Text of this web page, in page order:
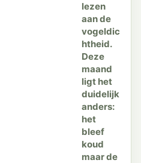
lezen
aan de
vogeldic
htheid.
Deze
maand
ligt het
duidelijk
anders:
het
bleef
koud
maar de